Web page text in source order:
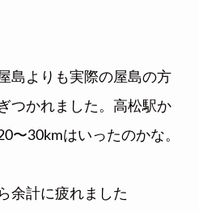
島よりも実際の屋島の方
つかれました。高松駅か
〜30kmはいったのかな。
余計に疲れました